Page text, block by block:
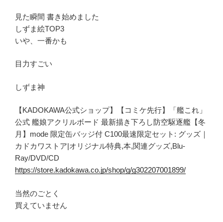
見た瞬間 書き始めました
しずま絵TOP3
いや、一番かも
目力すごい
しずま神
【KADOKAWA公式ショップ】【コミケ先行】「艦これ」
公式 艦娘アクリルボード 最新描き下ろし防空駆逐艦【冬
月】mode 限定缶バッジ付 C100最速限定セット: グッズ｜
カドカワストア|オリジナル特典,本,関連グッズ,Blu-
Ray/DVD/CD
https://store.kadokawa.co.jp/shop/g/g302207001899/
当然のごとく
買えていません